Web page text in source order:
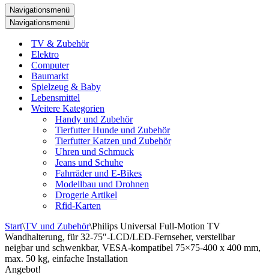
Navigationsmenü
Navigationsmenü
TV & Zubehör
Elektro
Computer
Baumarkt
Spielzeug & Baby
Lebensmittel
Weitere Kategorien
Handy und Zubehör
Tierfutter Hunde und Zubehör
Tierfutter Katzen und Zubehör
Uhren und Schmuck
Jeans und Schuhe
Fahrräder und E-Bikes
Modellbau und Drohnen
Drogerie Artikel
Rfid-Karten
Start\TV und Zubehör\Philips Universal Full-Motion TV
Wandhalterung, für 32-75″-LCD/LED-Fernseher, verstellbar
neigbar und schwenkbar, VESA-kompatibel 75×75-400 x 400 mm,
max. 50 kg, einfache Installation
Angebot!